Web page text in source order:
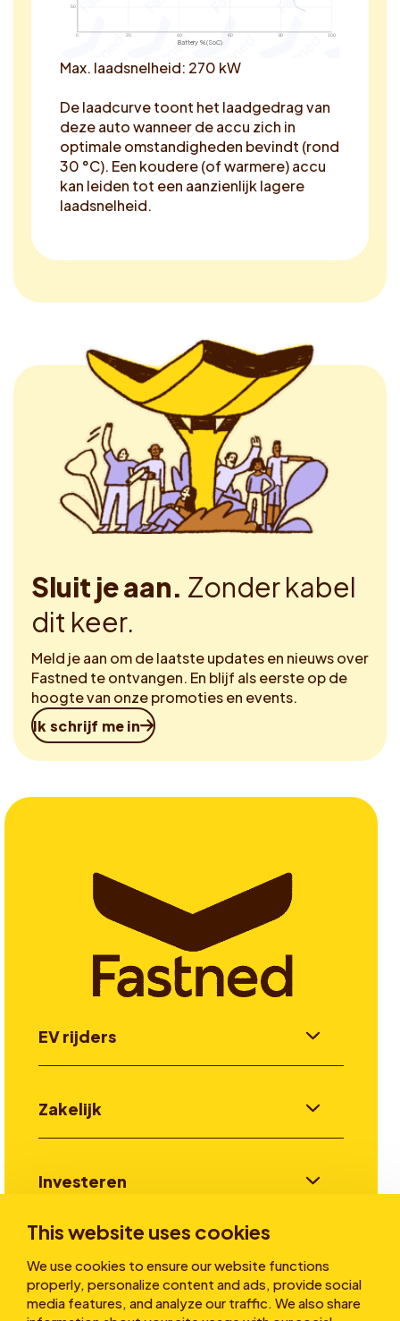
This website uses cookies
We use cookies to ensure our website functions
properly, personalize content and ads, provide social
media features, and analyze our traffic. We also share
0 20 40 60 80 100
50
Battery % (SoC)
Max. laadsnelheid: 270 kW
De laadcurve toont het laadgedrag van
deze auto wanneer de accu zich in
optimale omstandigheden bevindt (rond
30 °C). Een koudere (of warmere) accu
kan leiden tot een aanzienlijk lagere
laadsnelheid.
Sluit je aan. Zonder kabel
dit keer.
Meld je aan om de laatste updates en nieuws over
Fastned te ontvangen. En blijf als eerste op de
hoogte van onze promoties en events.
Ik schrijf me in
EV rijders
Zakelijk
Investeren